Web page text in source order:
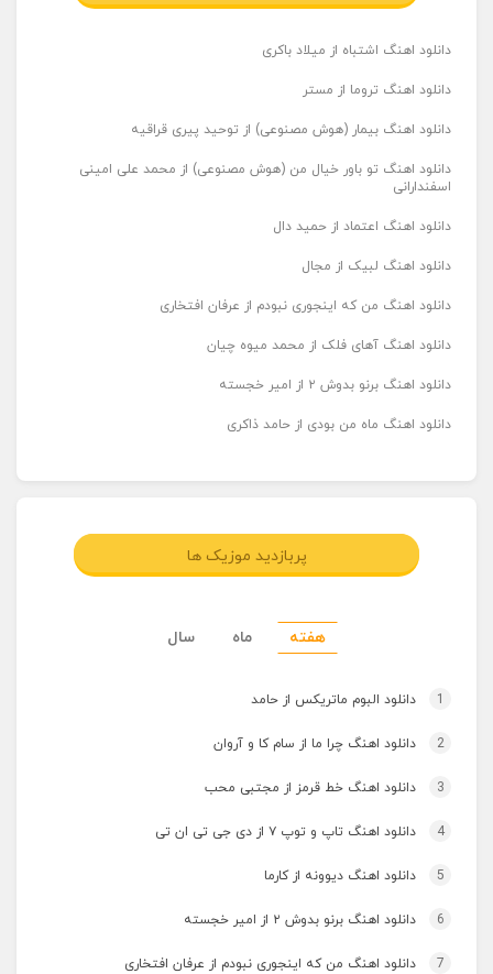
دانلود اهنگ اشتباه از میلاد باکری
دانلود اهنگ تروما از مستر
دانلود اهنگ بیمار (هوش مصنوعی) از توحید پیری قراقیه
دانلود اهنگ تو باور خیال من (هوش مصنوعی) از محمد علی امینی
اسفندارانی
دانلود اهنگ اعتماد از حمید دال
دانلود اهنگ لبیک از مجال
دانلود اهنگ من که اینجوری نبودم از عرفان افتخاری
دانلود اهنگ آهای فلک از محمد میوه چیان
دانلود اهنگ برنو بدوش ۲ از امیر خجسته
دانلود اهنگ ماه من بودی از حامد ذاکری
پربازدید موزیک ها
هفته ماه سال
1 دانلود البوم ماتریکس از حامد
2 دانلود اهنگ چرا ما از سام کا و آروان
3 دانلود اهنگ خط قرمز از مجتبی محب
4 دانلود اهنگ تاپ و توپ ۷ از دی جی تی ان تی
5 دانلود اهنگ دیوونه از کارما
6 دانلود اهنگ برنو بدوش ۲ از امیر خجسته
7 دانلود اهنگ من که اینجوری نبودم از عرفان افتخاری